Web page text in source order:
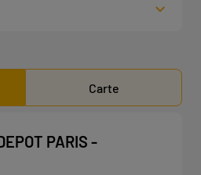
Carte
PARIS -